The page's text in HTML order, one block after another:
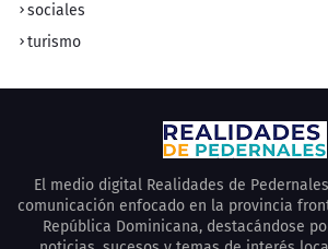
sociales
turismo
El medio digital Realidades de
comunicación enfocado en la provincia
República Dominicana, destacándose